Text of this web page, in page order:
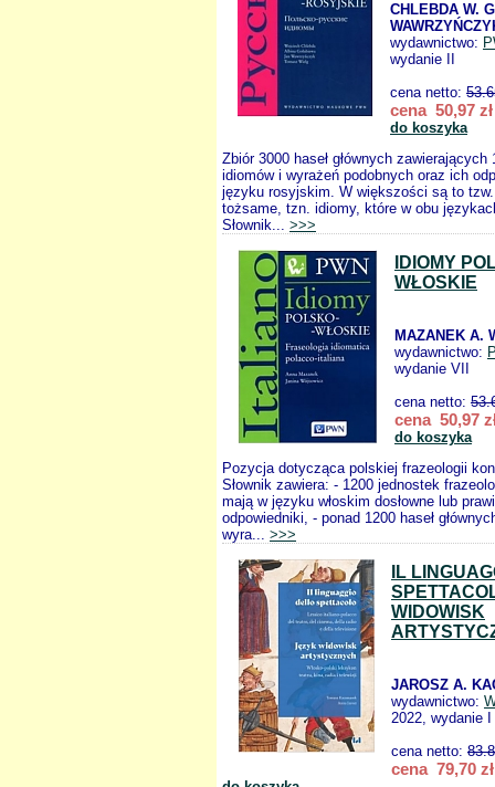
CHLEBDA W.
wydawnictwo:
wydanie II
cena netto:
cena 50,97 zł
do koszyka
Zbiór 3000 haseł głównych zawierających
idiomów i wyrażeń podobnych oraz ich
języku rosyjskim. W większości są to
tożsame, tzn. idiomy, które w obu
Słownik... >>>
IDIOMY
WŁOSKIE
MAZANEK A.
wydawnictwo:
wydanie VII
cena netto:
cena 50,97
do koszyka
Pozycja dotycząca polskiej frazeologii
Słownik zawiera: - 1200 jednostek
mają w języku włoskim dosłowne lub
odpowiedniki, - ponad 1200 haseł
wyra... >>>
IL
WIDOWISK
JAROSZ A.
wydawnictwo:
2022, wydanie I
cena netto:
cena 79,70 zł